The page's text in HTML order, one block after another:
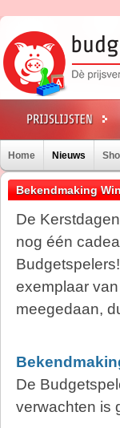
Home Nieuws
Bekendmaking
De
nog één
exemplaar
meegedaan,
De
verwachten is